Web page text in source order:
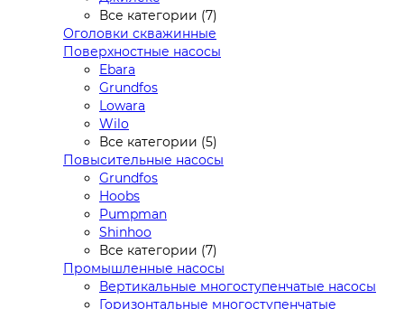
Все категории (7)
Оголовки скважинные
Поверхностные насосы
Ebara
Grundfos
Lowara
Wilo
Все категории (5)
Повысительные насосы
Grundfos
Hoobs
Pumpman
Shinhoo
Все категории (7)
Промышленные насосы
Вертикальные многоступенчатые насосы
Горизонтальные многоступенчатые